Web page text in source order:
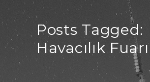
Posts Tagged:
Havacılık Fuarı